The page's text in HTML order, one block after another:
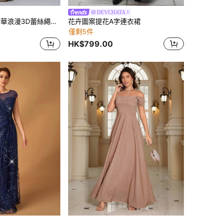
Elitara 優雅杏色奢華浪漫3D蕾絲繩飾布料極簡大方不對稱袖露肩雪紡細肩帶性感大領口高腰顯瘦長直身貼身洋裝，適合新娘、禮物、正式晚餐、所有正式晚禮服
DEVCHATA
花卉圖案提花A字連衣裙
僅剩5件
HK$799.00